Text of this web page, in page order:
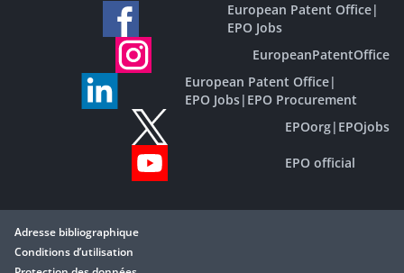
European Patent Office|
EPO Jobs
EuropeanPatentOffice
European Patent Office|
EPO Jobs| EPO Procurement
EPOorg| EPOjobs
EPO official
Adresse bibliographique
Conditions d’utilisation